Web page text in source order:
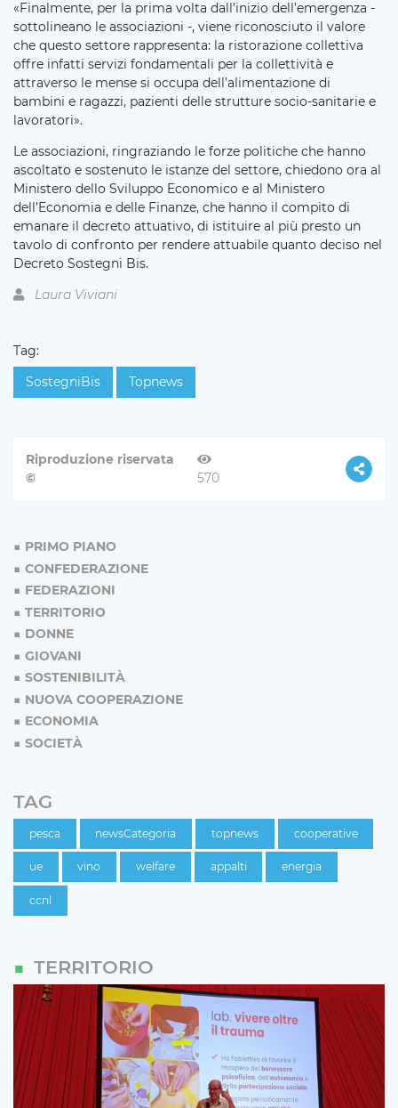
«Finalmente, per la prima volta dall’inizio dell’emergenza -
sottolineano le associazioni -, viene riconosciuto il valore
che questo settore rappresenta: la ristorazione collettiva
offre infatti servizi fondamentali per la collettività e
attraverso le mense si occupa dell’alimentazione di
bambini e ragazzi, pazienti delle strutture socio-sanitarie e
lavoratori».
Le associazioni, ringraziando le forze politiche che hanno
ascoltato e sostenuto le istanze del settore, chiedono ora al
Ministero dello Sviluppo Economico e al Ministero
dell’Economia e delle Finanze, che hanno il compito di
emanare il decreto attuativo, di istituire al più presto un
tavolo di confronto per rendere attuabile quanto deciso nel
Decreto Sostegni Bis.
Laura Viviani
Tag:
SostegniBis
Topnews
Riproduzione riservata
©
570
PRIMO PIANO
CONFEDERAZIONE
FEDERAZIONI
TERRITORIO
DONNE
GIOVANI
SOSTENIBILITÀ
NUOVA COOPERAZIONE
ECONOMIA
SOCIETÀ
TAG
pesca newsCategoria topnews cooperative
ue vino welfare appalti energia
ccnl
TERRITORIO